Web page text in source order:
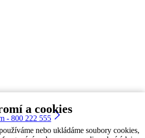
a cookies
nebo ukládáme soubory cookies,
- 800 222 555